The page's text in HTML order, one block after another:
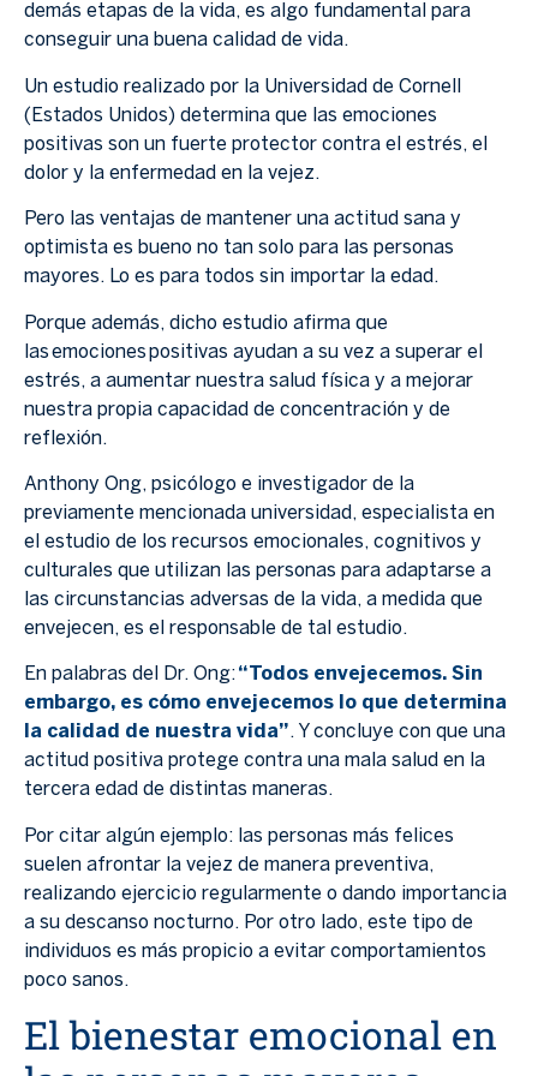
demás etapas de la vida, es algo fundamental para
conseguir una buena calidad de vida.
Un estudio realizado por la Universidad de Cornell
(Estados Unidos) determina que las emociones
positivas son un fuerte protector contra el estrés, el
dolor y la enfermedad en la vejez.
Pero las ventajas de mantener una actitud sana y
optimista es bueno no tan solo para las personas
mayores. Lo es para todos sin importar la edad.
Porque además, dicho estudio afirma que
las emociones positivas ayudan a su vez a superar el
estrés, a aumentar nuestra salud física y a mejorar
nuestra propia capacidad de concentración y de
reflexión.
Anthony Ong, psicólogo e investigador de la
previamente mencionada universidad, especialista en
el estudio de los recursos emocionales, cognitivos y
culturales que utilizan las personas para adaptarse a
las circunstancias adversas de la vida, a medida que
envejecen, es el responsable de tal estudio.
En palabras del Dr. Ong: “
odos envejecemos. Sin
embargo, es cómo envejecemos lo que determina
la calidad de nuestra vida”. Y concluye con que una
actitud positiva protege contra una mala salud en la
tercera edad de distintas maneras.
Por citar algún ejemplo: las personas más felices
suelen afrontar la vejez de manera preventiva,
realizando ejercicio regularmente o dando importancia
a su descanso nocturno. Por otro lado, este tipo de
individuos es más propicio a evitar comportamientos
poco sanos.
El bienestar emocional en